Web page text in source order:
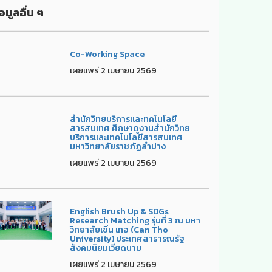
มูลอื่น ๆ
Co-Working Space
เผยแพร่ 2 เมษายน 2569
สำนักวิทยบริการและทคโนโลยี
สารสนเทศ ศึกษาดูงานสำนักวิทย
บริการและเทคโนโลยีสารสนเทศ
มหาวิทยาลัยราชภัฏลำปาง
เผยแพร่ 2 เมษายน 2569
English Brush Up & SDGs
Research Matching รุ่นที่ 3 ณ มหา
วิทยาลัยเขิ่น เทอ (Can Tho
University) ประเทศสาธารณรัฐ
สังคมนิยมเวียดนาม
เผยแพร่ 2 เมษายน 2569